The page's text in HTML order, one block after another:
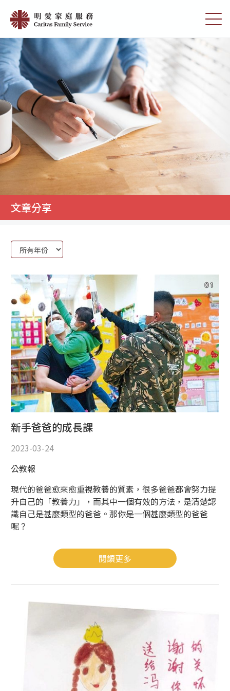
main
content
切
換
選
單
文
分
享
|
明
愛
家
庭
務
文章分享
Year:
新手爸爸的成長課
2023-03-24
公教報
現代的爸爸愈來愈重視教養的質素，很多爸爸都會努力提
升自己的「教養力」，而其中一個有效的方法，是清楚認
識自己是甚麼類型的爸爸。那你是一個甚麼類型的爸爸
呢？
閱讀更多